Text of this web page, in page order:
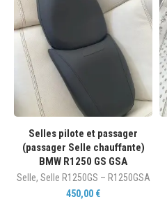
Selles pilote et passager
(passager Selle chauffante)
BMW R1250 GS GSA
Selle, Selle R1250GS – R1250GSA
450,00 €